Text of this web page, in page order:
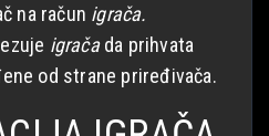
na račun igrača.
igračada prihvata
od strane priređivača.